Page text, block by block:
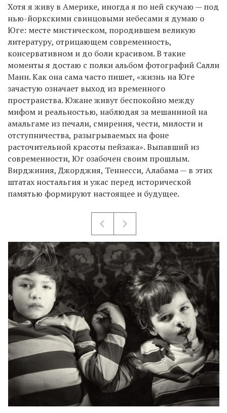
Хотя я живу в Америке, иногда я по ней скучаю — под
нью-йоркскими свинцовыми небесами я думаю о
Юге: месте мистическом, породившем великую
литературу, отрицающем современность,
консервативном и до боли красивом. В такие
моменты я достаю с полки альбом фотографий Салли
Манн. Как она сама часто пишет, «жизнь на Юге
зачастую означает выход из временного
пространства. Южане живут беспокойно между
мифом и реальностью, наблюдая за мешаниной на
амальгаме из печали, смирения, чести, милости и
отступничества, разыгрываемых на фоне
расточительной красоты пейзажа». Выпавший из
современности, Юг озабочен своим прошлым.
Вирджиния, Джорджия, Теннесси, Алабама — в этих
штатах ностальгия и ужас перед исторической
памятью формируют настоящее и будущее.